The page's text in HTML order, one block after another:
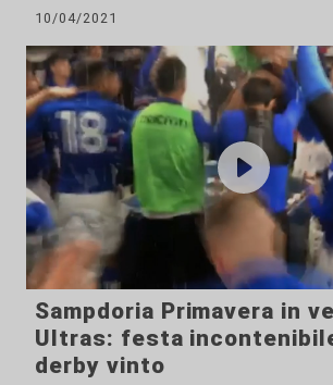
10/04/2021
Sampdoria Primavera in
Ultras: festa
derby vinto